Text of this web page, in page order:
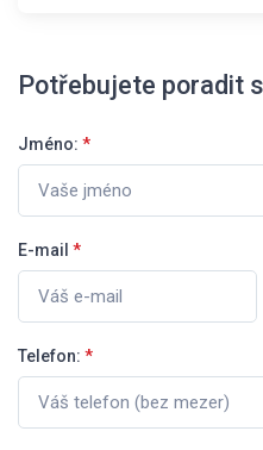
Potřebujete poradit
Jméno: *
E-mail *
Telefon: *